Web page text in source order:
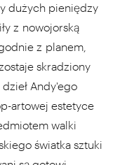
dużych pieniędzy
z nowojorską
z planem,
skradziony
Andy'ego
artowej estetyce
walki
światka sztuki